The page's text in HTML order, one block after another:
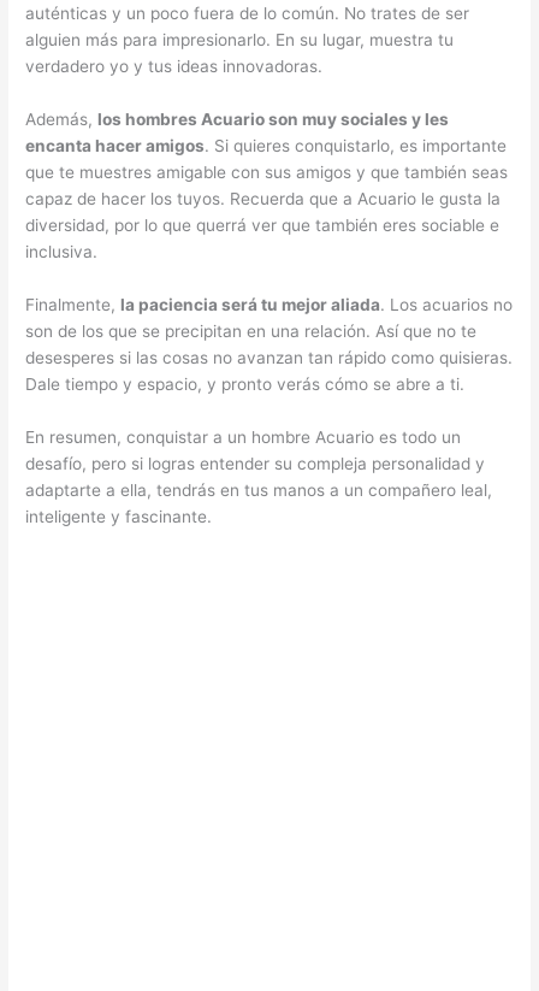
auténticas y un poco fuera de lo común. No trates de ser
alguien más para impresionarlo. En su lugar, muestra tu
verdadero yo y tus ideas innovadoras.
Además, los hombres Acuario son muy sociales y les
encanta hacer amigos. Si quieres conquistarlo, es importante
que te muestres amigable con sus amigos y que también seas
capaz de hacer los tuyos. Recuerda que a Acuario le gusta la
diversidad, por lo que querrá ver que también eres sociable e
inclusiva.
Finalmente, la paciencia será tu mejor aliada. Los acuarios no
son de los que se precipitan en una relación. Así que no te
desesperes si las cosas no avanzan tan rápido como quisieras.
Dale tiempo y espacio, y pronto verás cómo se abre a ti.
En resumen, conquistar a un hombre Acuario es todo un
desafío, pero si logras entender su compleja personalidad y
adaptarte a ella, tendrás en tus manos a un compañero leal,
inteligente y fascinante.